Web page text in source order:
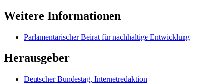
Weitere Informationen
Parlamentarischer Beirat für nachhaltige Entwicklung
Herausgeber
Deutscher Bundestag, Internetredaktion